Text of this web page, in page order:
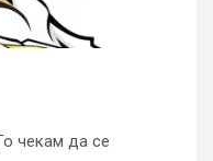
чекам да се